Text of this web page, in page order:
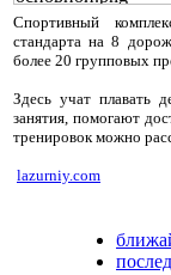
Спортивный
стандарта на 8
более 20 групповых
Здесь учат плавать
занятия, помогают
тренировок можно
lazurniy.com